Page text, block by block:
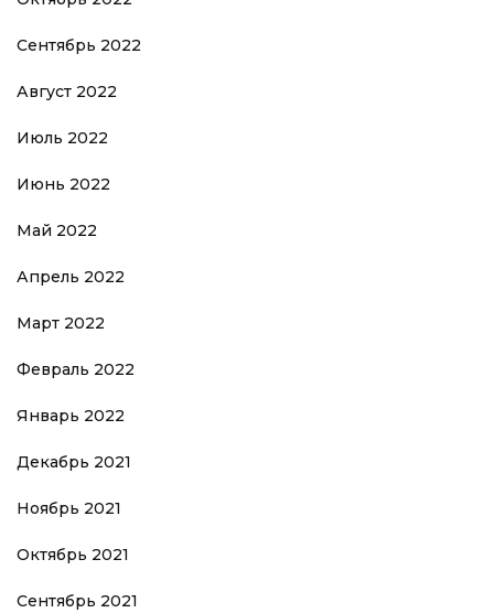
Сентябрь 2022
Август 2022
Июль 2022
Июнь 2022
Май 2022
Апрель 2022
Март 2022
Февраль 2022
Январь 2022
Декабрь 2021
Ноябрь 2021
Октябрь 2021
Сентябрь 2021